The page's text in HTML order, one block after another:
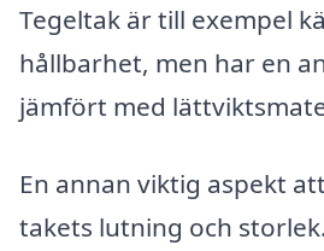
Tegeltak är till exempel
hållbarhet, men har en
jämfört med
En annan viktig aspekt
takets lutning och